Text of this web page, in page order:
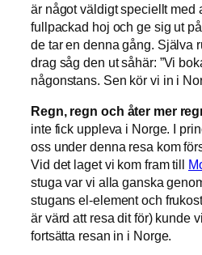
är något väldigt speciellt med
fullpackad hoj och ge sig ut
de tar en denna gång. Själva
drag såg den ut såhär: ”Vi
någonstans. Sen kör vi in i
Regn, regn och åter mer
inte fick uppleva i Norge. I
oss under denna resa kom
Vid det laget vi kom fram till
stuga var vi alla ganska
stugans el-element och
är värd att resa dit för) kunde
fortsätta resan in i Norge.